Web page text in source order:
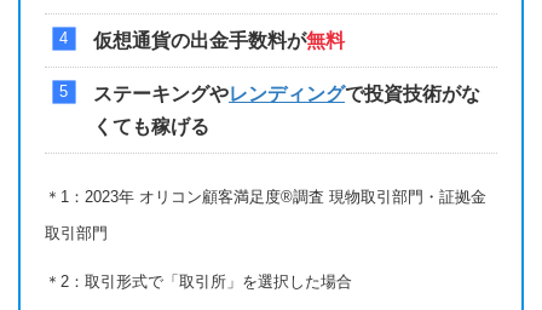
仮想通貨の出金手数料が無料
ステーキングやレンディングで投資技術がな
くても稼げる
＊1：2023年 オリコン顧客満足度®調査 現物取引部門・証拠金
取引部門
＊2：取引形式で「取引所」を選択した場合